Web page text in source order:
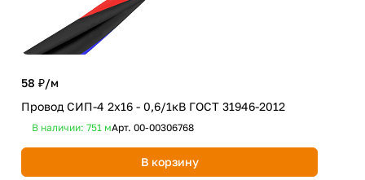
58 ₽/м
Провод СИП-4 2х16 - 0,6/1кВ ГОСТ 31946-2012
В наличии: 751 мАрт. 00-00306768
В корзину